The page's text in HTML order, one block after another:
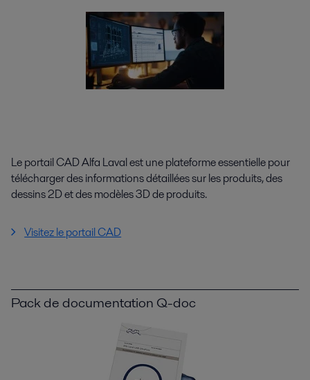
Le portail CAD Alfa Laval est une plateforme essentielle pour
télécharger des informations détaillées sur les produits, des
dessins 2D et des modèles 3D de produits.
Visitez le portail CAD
Pack de documentation Q-doc